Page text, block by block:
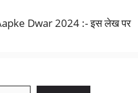
Dwar 2024 :- इस लेख पर